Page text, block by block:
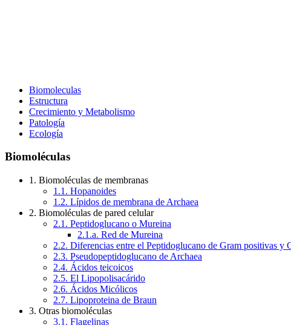
Biomoleculas
Estructura
Crecimiento y Metabolismo
Patología
Ecología
Biomoléculas
1. Biomoléculas de membranas
1.1. Hopanoides
1.2. Lípidos de membrana de Archaea
2. Biomoléculas de pared celular
2.1. Peptidoglucano o Mureina
2.1.a. Red de Mureina
2.2. Diferencias entre el Peptidoglucano de Gram positivas y
2.3. Pseudopeptidoglucano de Archaea
2.4. Ácidos teicoicos
2.5. El Lipopolisacárido
2.6. Ácidos Micólicos
2.7. Lipoproteina de Braun
3. Otras biomoléculas
3.1. Flagelinas